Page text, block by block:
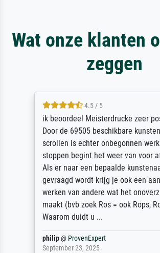
Wat onze klanten
zeggen
4.5 / 5
ik beoordeel Meisterdrucke zeer
Door de 69505 beschikbare
scrollen is echter onbegonnen
stoppen begint het weer van voor
Als er naar een bepaalde
gevraagd wordt krijg je ook een
werken van andere wat het
maakt (bvb zoek Ros = ook Rops,
Waarom duidt u ...
philip@ ProvenExpert
September 23, 2025